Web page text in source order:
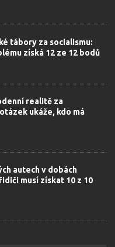
tábory za socialismu:
získá 12 ze 12 bodů
realitě za
ukáže, kdo má
autech v dobách
musí získat 10 z 10